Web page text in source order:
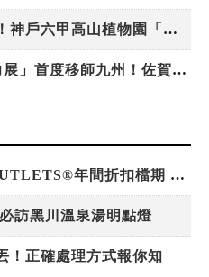
稀有「飛天白鷺」綻放！神戶六甲高山植物園「鷺草」珍貴現身
220萬人次朝聖「吉卜力展」首度移師九州！佐賀站早鳥平日套票8/10搶先開賣
把握日本PREMIUM OUTLETS®年間折扣檔期 越買越划算
訪黑川溫泉湯明點燈
！正確處理方式報你知